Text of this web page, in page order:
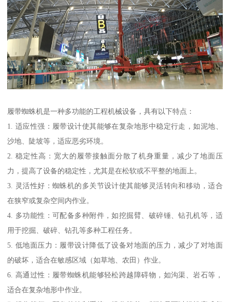
履带蜘蛛机是一种多功能的工程机械设备，具有以下特点：
1. 适应性强：履带设计使其能够在复杂地形中稳定行走，如泥地、
沙地、陡坡等，适应恶劣环境。
2. 稳定性高：宽大的履带接触面分散了机身重量，减少了地面压
力，提高了设备的稳定性，尤其是在松软或不平整的地面上。
3. 灵活性好：蜘蛛机的多关节设计使其能够灵活转向和移动，适合
在狭窄或复杂空间内作业。
4. 多功能性：可配备多种附件，如挖掘臂、破碎锤、钻孔机等，适
用于挖掘、破碎、钻孔等多种工程任务。
5. 低地面压力：履带设计降低了设备对地面的压力，减少了对地面
的破坏，适合在敏感区域（如草地、农田）作业。
6. 高通过性：履带蜘蛛机能够轻松跨越障碍物，如沟渠、岩石等，
适合在复杂地形中作业。